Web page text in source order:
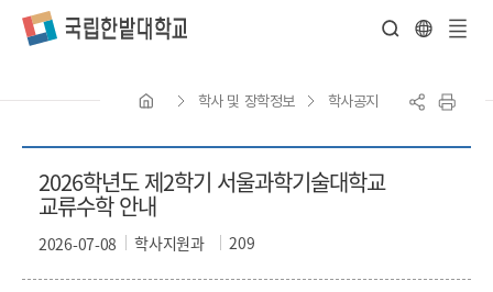
학사 및 장학정보 학사공지
2026학년도 제2학기 서울과학기술대학교
교류수학 안내
학사지원과 209
2026-07-08